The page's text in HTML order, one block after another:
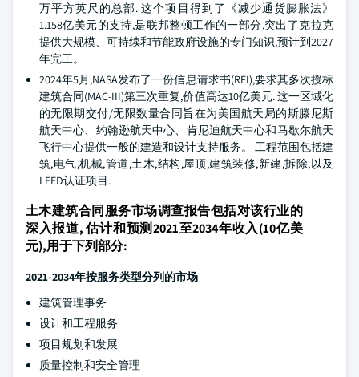
万平方英尺的总部. 这个项目得到了《减少通货膨胀法》
1.158亿美元的支持,是联邦整顿工作的一部分,突出了克拉克
提供大规模、可持续和节能政府设施的专门知识,预计到2027
年完工。
2024年5月,NASA发布了一份信息请求书(RFI),要求其多次授标
建筑合同(MAC-III)第三次重复,价值高达10亿美元. 这一区域化
的无限期交付/无限数量合同旨在为美国航天局的斯滕尼斯
航天中心、约翰逊航天中心、肯尼迪航天中心和马歇尔航天
飞行中心提供一般的建造和设计支持服务。 工程范围包括建
筑,电气,机械,管道,土木,结构,屋顶,建筑装修,新建,拆除,以及
LEED认证项目.
土木建筑合同服务市场调查报告包括对该行业的
深入报道, 估计和预测2021至2034年收入(10亿美
元),用于下列部分:
2021-2034年按服务类型分列的市场
建筑管理事务
设计和工程服务
项目规划和发展
质量控制和安全管理